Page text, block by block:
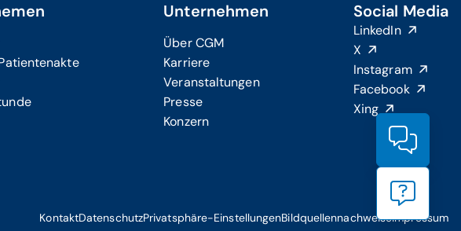
Unternehmen
Über CGM
Karriere
Veranstaltungen
Presse
Konzern
Social Media
LinkedIn
X
Instagram
Facebook
Xing
KontaktDatenschutzPrivatsphäre-EinstellungenBildquellennachweiseImpressum